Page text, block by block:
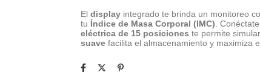
El display integrado te brinda un monitoreo
tu Índice de Masa Corporal (IMC) .
eléctrica de 15 posiciones te permite
suave facilita el almacenamiento y maximiza